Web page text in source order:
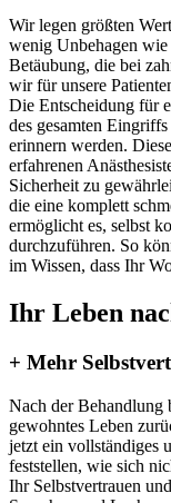
Wir legen größten
wenig Unbehagen
Betäubung, die bei
wir für unsere
Die Entscheidung für
des gesamten
erinnern werden.
erfahrenen
Sicherheit zu
die eine komplett
ermöglicht es, selbst
durchzuführen. So
im Wissen, dass Ihr
Ihr Leben
+ Mehr
Nach der Behandlung
gewohntes Leben
jetzt ein vollständiges
feststellen, wie sich
Ihr Selbstvertrauen